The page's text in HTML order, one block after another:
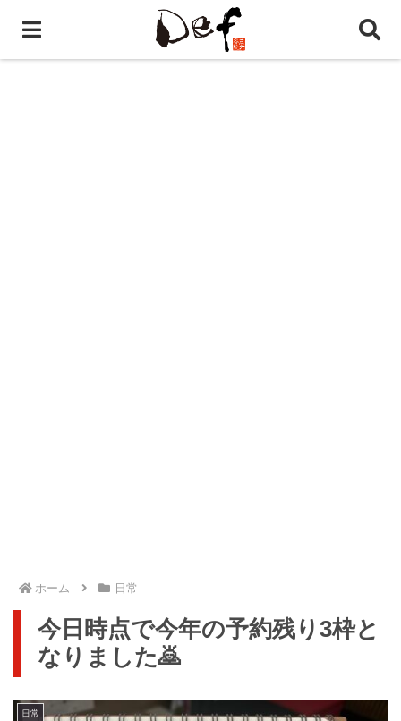
ホーム 日常
今日時点で今年の予約残り3枠と
なりました🙇
日常